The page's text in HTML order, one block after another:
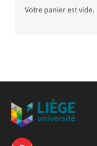
Votre panier est vide.